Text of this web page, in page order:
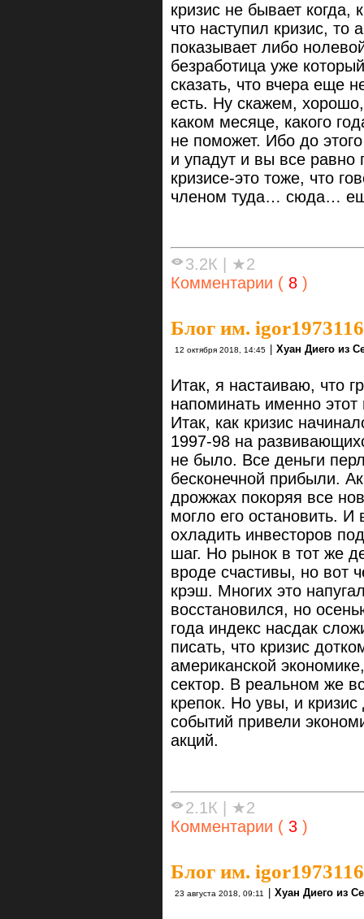
кризис не бывает когда,
что наступил кризис, то
показывает либо
безработица уже
сказать, что вчера еще
есть. Ну скажем, хорошо,
каком месяце, какого
не поможет. Ибо до
и упадут и вы все равно
кризисе-это тоже, что
членом туда… сюда…
3.2К
★2
Комментарии ( 8 )
Блог им. igor1973116
12 октября 2018, 14:45 Хуан Диего из
Итак, я настаиваю, что
напоминать именно
Итак, как кризис
1997-98 на
не было. Все деньги
бесконечной прибыли.
дрожжах покоряя все
могло его остановить.
охладить инвесторов
шаг. Но рынок в тот же
вроде счастивы, но вот
крэш. Многих это
восстановился, но
года индекс насдак
писать, что кризис
американской
сектор. В реальном же
крепок. Но увы, и
событий привели
акций.
2.1К
★2
Комментарии ( 3 )
Блог им. igor1973116
23 августа 2018, 09:11 Хуан Диего из